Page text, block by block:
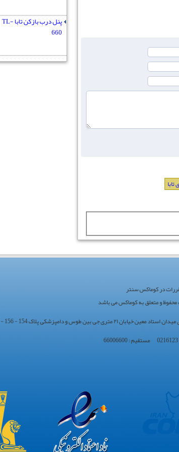
پنل درب بازکن تابا TL-
660
در کوماکس سنتر
و متعلق به کوماکس می باشد
طوس و دامپزشکی پلاک 154 - 156 - 158